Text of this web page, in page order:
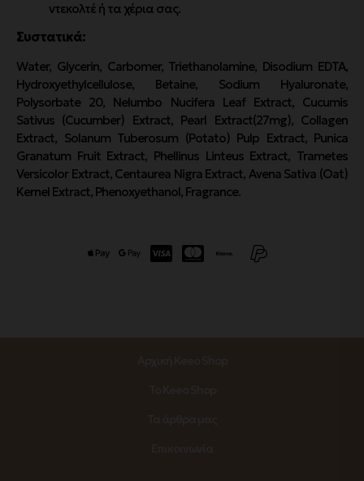
ντεκολτέ ή τα χέρια σας.
Συστατικά:
Water, Glycerin, Carbomer, Triethanolamine, Disodium EDTA,
Hydroxyethylcellulose, Betaine, Sodium Hyaluronate,
Polysorbate 20, Nelumbo Nucifera Leaf Extract, Cucumis
Sativus (Cucumber) Extract, Pearl Extract(27mg), Collagen
Extract, Solanum Tuberosum (Potato) Pulp Extract, Punica
Granatum Fruit Extract, Phellinus Linteus Extract, Trametes
Versicolor Extract, Centaurea Nigra Extract, Avena Sativa (Oat)
Kernel Extract, Phenoxyethanol, Fragrance.